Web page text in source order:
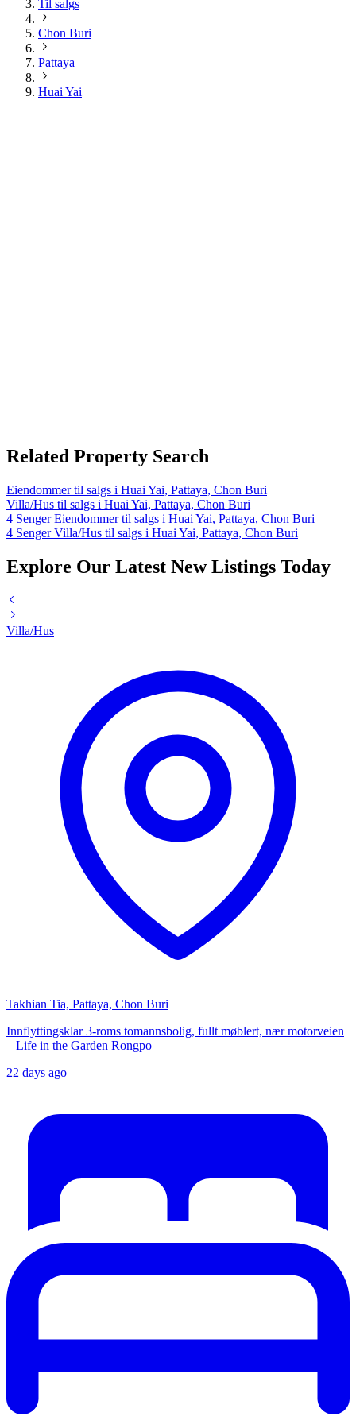
Til salgs
Chon Buri
Pattaya
Huai Yai
Related Property Search
Eiendommer til salgs i Huai Yai, Pattaya, Chon Buri
Villa/Hus til salgs i Huai Yai, Pattaya, Chon Buri
4 Senger Eiendommer til salgs i Huai Yai, Pattaya, Chon Buri
4 Senger Villa/Hus til salgs i Huai Yai, Pattaya, Chon Buri
Explore Our Latest New Listings Today
Villa/Hus
Takhian Tia, Pattaya, Chon Buri
Innflyttingsklar 3-roms tomannsbolig, fullt møblert, nær motorveien
– Life in the Garden Rongpo
22 days ago